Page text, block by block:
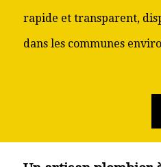
rapide et transparent,
dans les communes